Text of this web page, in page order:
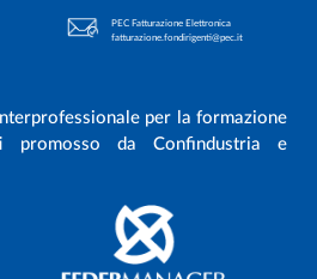
per la formazione
promosso da Confindustria e
PEC Fatturazione Elettronica
fatturazione.fondirigenti@pec.it